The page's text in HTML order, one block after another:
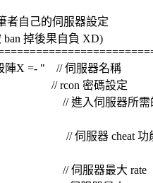
者自己的伺服器設定
ban 掉後果自負 XD)
陣X =- " // 伺服器名稱
// rcon 密碼設定
入伺服器所需
器 cheat 功能
服器最大 rate